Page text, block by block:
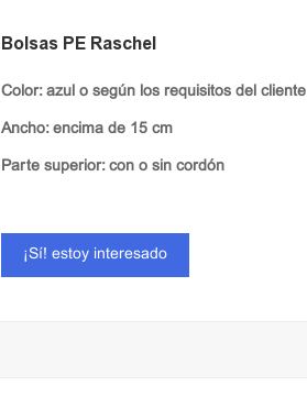
Bolsas PE Raschel
Color: azul o según los requisitos del cliente
Ancho: encima de 15 cm
Parte superior: con o sin cordón
¡Sí! estoy interesado